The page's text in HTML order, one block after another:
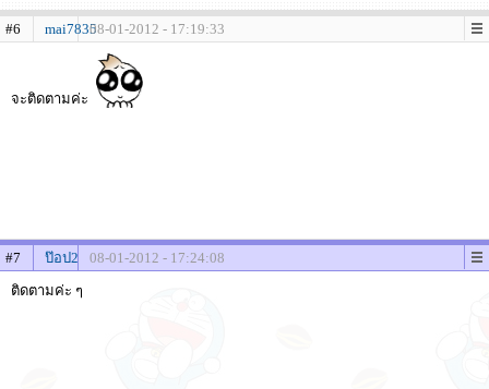
#6 mai783508-01-2012 - 17:19:33
จะติดตามค่ะ
#7 ป๊อป2
08-01-2012 - 17:24:08
ติดตามค่ะ ๆ